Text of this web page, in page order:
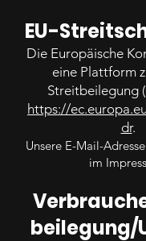
EU-
Die Europäische
eine Plattform
Streitbeilegung
https://
dr.
Unsere E-Mail-
im
beilegung/